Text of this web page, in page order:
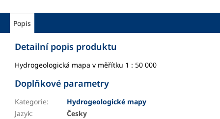
Popis
Detailní popis produktu
Hydrogeologická mapa v měřítku 1 : 50 000
Doplňkové parametry
Kategorie:
Hydrogeologické mapy
Jazyk:
Česky